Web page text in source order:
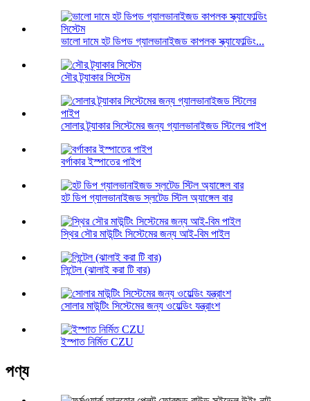
ভালো দামে হট ডিপড গ্যালভানাইজড কাপলক স্ক্যাফোল্ডিং...
সৌর ট্র্যাকার সিস্টেম
সোলার ট্র্যাকার সিস্টেমের জন্য গ্যালভানাইজড স্টিলের পাইপ
বর্গাকার ইস্পাতের পাইপ
হট ডিপ গ্যালভানাইজড স্লটেড স্টিল অ্যাঙ্গেল বার
স্থির সৌর মাউন্টিং সিস্টেমের জন্য আই-বিম পাইল
লিন্টেল (ঝালাই করা টি বার)
সোলার মাউন্টিং সিস্টেমের জন্য ওয়েল্ডিং যন্ত্রাংশ
ইস্পাত নির্মিত CZU
পণ্য